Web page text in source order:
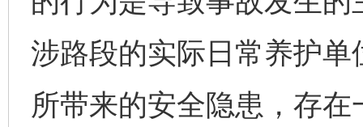
涉路段的实际日常养护
所带来的安全隐患，存在